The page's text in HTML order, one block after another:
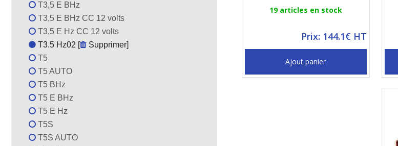
T3,5 E BHz
T3,5 E BHz CC 12 volts
T3,5 E Hz CC 12 volts
T3.5 Hz02 [
Supprimer]
T5
T5 AUTO
T5 BHz
T5 E BHz
T5 E Hz
T5S
T5S AUTO
19 articles en stock
Prix: 144.1€ HT
Ajout panier